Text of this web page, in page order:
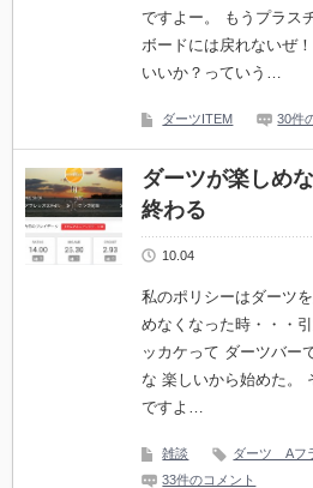
ですよー。 もうプラス
ボードには戻れないぜ
いいか？っていう…
ダーツITEM 30件
ダーツが楽しめ
終わる
10.04
私のポリシーはダーツ
めなくなった時・・・
ッカケって ダーツバー
な 楽しいから始めた。
ですよ…
雑談 ダーツ Aフ
33件のコメント